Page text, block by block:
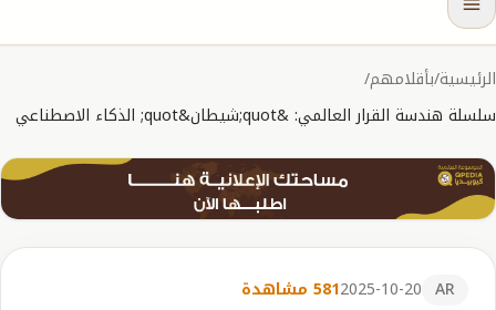
الرئيسية/بأقلامهم/
سلسلة هندسة القرار العالمي: &quot;شيطان&quot; الذكاء الاصطناعي
AR
2025-10-20581 مشاهدة